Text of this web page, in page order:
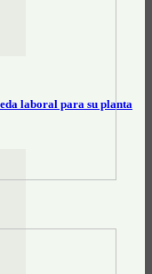
laboral para su planta